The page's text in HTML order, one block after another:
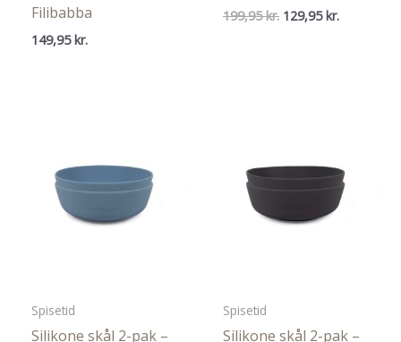
Filibabba
149,95 kr.
199,95kr. Den
129,95 kr.Den
Spisetid
Silikone skål 2-pak –
Spisetid
Silikone skål 2-pak –